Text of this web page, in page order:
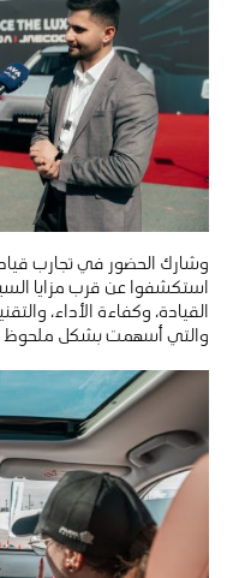
وشارك الحضور في تجارب
استكشفوا عن قرب مزايا
القيادة، وكفاءة الأداء،
والتي أسهمت بشكل ملحوظ